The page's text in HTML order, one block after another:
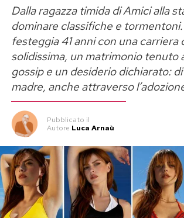
Dalla ragazza timida di Amici alla
dominare classifiche e
festeggia 41 anni con una carriera
solidissima, un matrimonio tenuto
gossip e un desiderio dichiarato:
madre, anche attraverso
Pubblicato il
Autore Luca Arnaù